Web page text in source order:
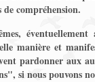
compréhension.
manière et
pardonner aux
si nous pouvons